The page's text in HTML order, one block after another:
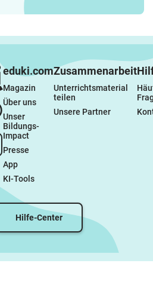
eduki.com
Magazin
Über uns
Unser
Bildungs-
Impact
Presse
App
KI-Tools
Zusammenarbeit
Unterrichtsmaterial
teilen
Unsere Partner
Hilfe-Center